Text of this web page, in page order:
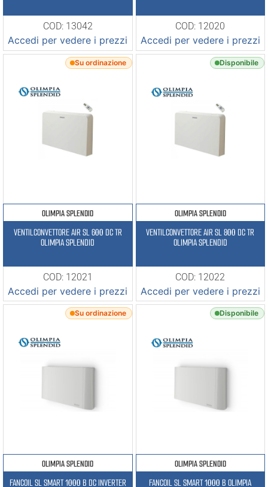
COD: 13042
Accedi per vedere i prezzi
COD: 12020
Accedi per vedere i prezzi
Su ordinazione
OLIMPIA SPLENDID
VENTILCONVETTORE AIR SL 600 DC TR
OLIMPIA SPLENDID
COD: 12021
Accedi per vedere i prezzi
Disponibile
OLIMPIA SPLENDID
VENTILCONVETTORE AIR SL 800 DC TR
OLIMPIA SPLENDID
COD: 12022
Accedi per vedere i prezzi
Su ordinazione
OLIMPIA SPLENDID
FANCOIL SL SMART 1000 B DC INVERTER
Disponibile
OLIMPIA SPLENDID
FANCOIL SL SMART 1000 B OLIMPIA